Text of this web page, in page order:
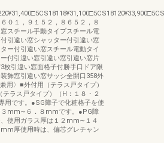
０１，９１５２，８６５２，８
スチール手動タイプスチール電
引違い窓シャッター付引違い窓
ー付引違い窓スチール電動タイ
付引違い窓引違い窓引違い窓片
枚引違い窓面格子付勝手口ドア限
飾窓引違い窓サッシ全開口358外
用〉■外付用（テラス戸タイプ）
テラス戸タイプ）（H：１８・２
用です。●SG障子で化粧格子を使
３mm∼６．８mmです。●PG障
使用ガラス厚は１２mm∼１４
厚使用時は、偏芯グレチャン